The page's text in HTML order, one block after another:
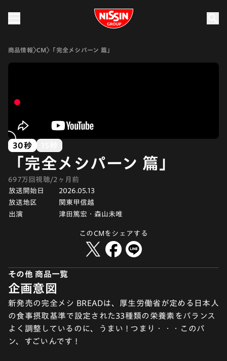
Nissin Group
商品情報 CM 「完全メシパーン 篇」
30秒
「完全メシパーン 篇」
697万回視聴/2ヶ月前
放送開始日
2026.05.13
放送地区
関東甲信越
出演
津田篤宏・森山未唯
このCMをシェアする
その他 商品一覧
企画意図
新発売の完全メシ BREADは、厚生労働省が定める日本人
の食事摂取基準で設定された33種類の栄養素をバランス
よく調整しているのに、うまい ! つまり・・・このパ
ン、すごいんです !